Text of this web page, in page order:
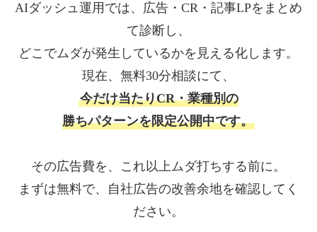
AIダッシュ運用では、広告・CR・記事LPをまとめ
て診断し、
どこでムダが発生しているかを見える化します。
現在、無料30分相談にて、
今だけ当たりCR・業種別の
勝ちパターンを限定公開中です。
その広告費を、これ以上ムダ打ちする前に。
まずは無料で、自社広告の改善余地を確認してく
ださい。